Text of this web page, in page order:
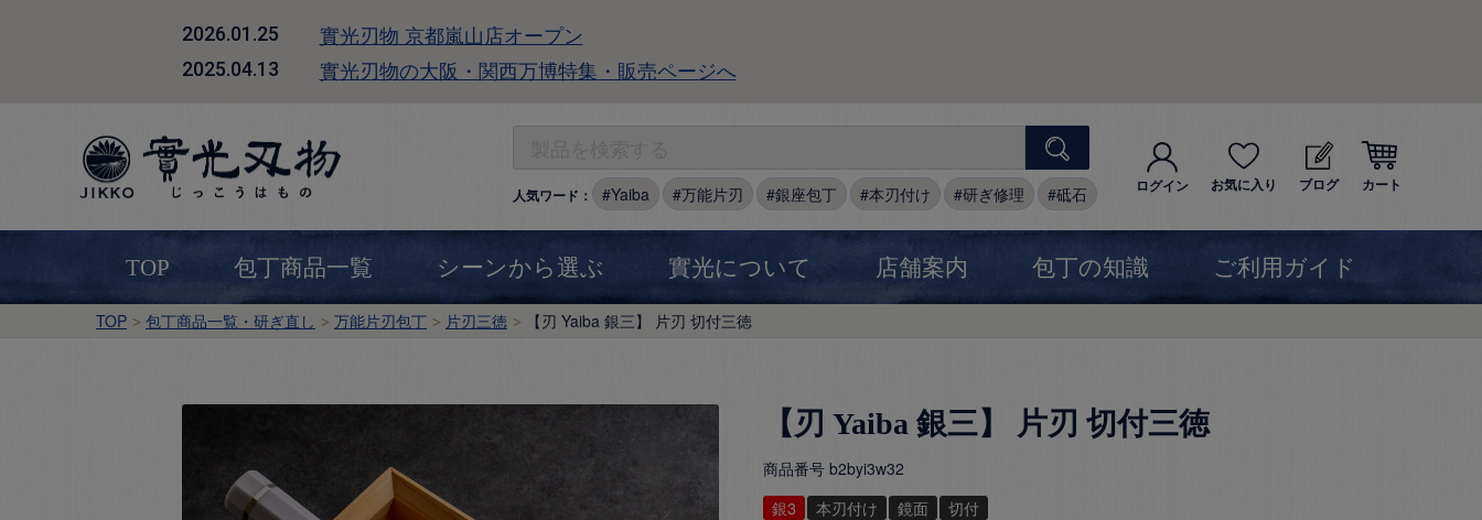
2026.01.25 實光刃物 京都嵐山店オープン
2025.04.13 實光刃物の大阪・関西万博特集・販売ページへ
人気ワード： Yaiba 万能片刃 銀座包丁 本刃付け 研ぎ修理 砥石 ログイン お気に入り ブログ カート
TOP 包丁商品一覧 シーンから選ぶ 實光について 店舗案内 包丁の知識 ご利用ガイド
TOP 包丁商品一覧・研ぎ直し 万能片刃包丁 片刃三徳 【刃 Yaiba 銀三】 片刃 切付三徳
【刃 Yaiba 銀三】 片刃 切付三徳
商品番号 b2byi3w32
銀3 本刃付け 鏡面 切付